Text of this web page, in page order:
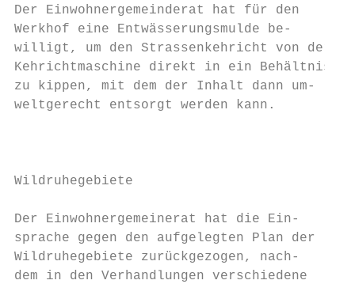
Der Einwohnergemeinderat hat für den
Werkhof eine Entwässerungsmulde
willigt, um den Strassenkehricht von der
Kehrichtmaschine direkt in ein Behältnis
zu kippen, mit dem der Inhalt dann um-
weltgerecht entsorgt werden kann.
Wildruhegebiete
Der Einwohnergemeinerat hat die
sprache gegen den aufgelegten Plan
Wildruhegebiete zurückgezogen, nach-
dem in den Verhandlungen